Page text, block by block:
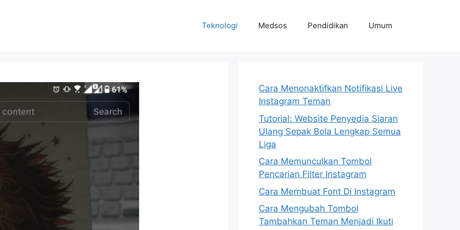
Teknologi Medsos Pendidikan Umum
Cara Menonaktifkan Notifikasi Live
Instagram Teman
Tutorial: Website Penyedia Siaran
Ulang Sepak Bola Lengkap Semua
Liga
Cara Memunculkan Tombol
Pencarian Filter Instagram
Cara Membuat Font Di Instagram
Cara Mengubah Tombol
Tambahkan Teman Menjadi Ikuti